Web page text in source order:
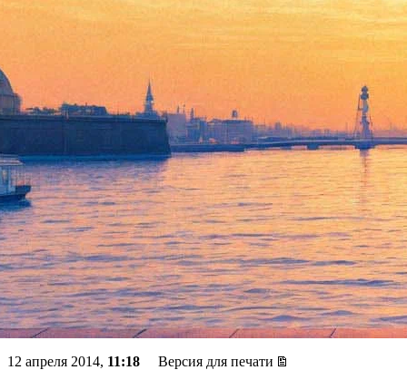
В Петербурге начались
съемки комедии «Ёлки
Лохматые»: Йоко и Пират
рулят
12 апреля 2014, 11:18 Версия для печати